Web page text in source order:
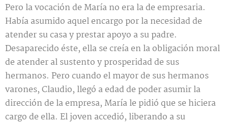
Pero la vocación de María no era la de empresaria.
Había asumido aquel encargo por la necesidad de
atender su casa y prestar apoyo a su padre.
Desaparecido éste, ella se creía en la obligación moral
de atender al sustento y prosperidad de sus
hermanos. Pero cuando el mayor de sus hermanos
varones, Claudio, llegó a edad de poder asumir la
dirección de la empresa, María le pidió que se hiciera
cargo de ella. El joven accedió, liberando a su